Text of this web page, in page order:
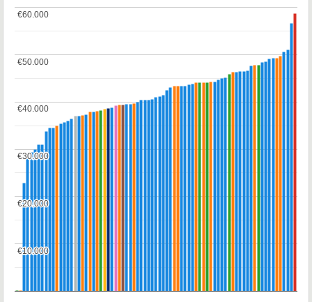
€10.000
€10.000
€20.000
€20.000
€30.000
€30.000
€40.000
€40.000
€50.000
€50.000
€60.000
€60.000